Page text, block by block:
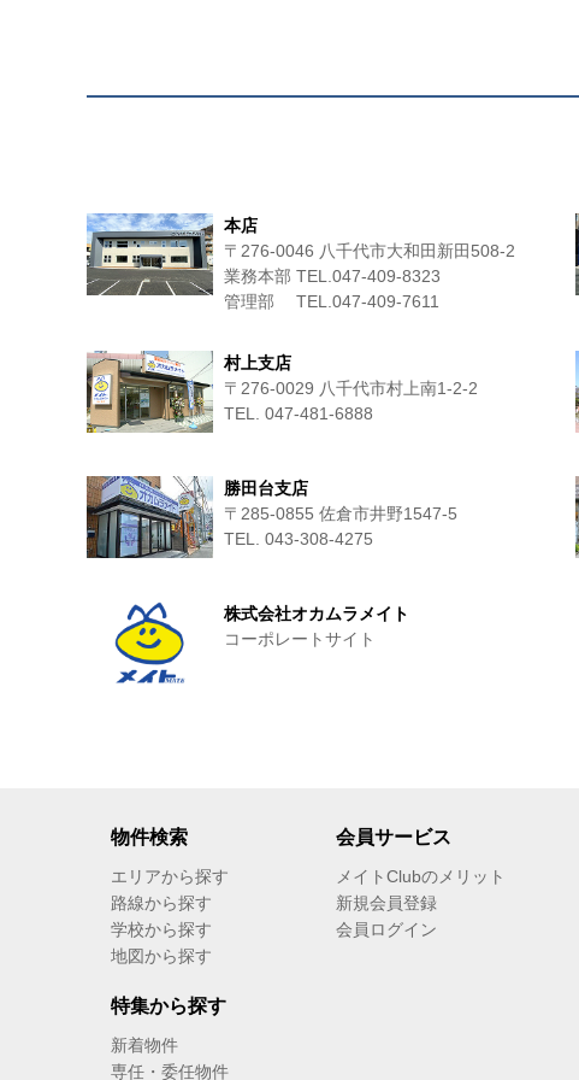
本店
〒276-0046 八千代市大和田新田508-2
業務本部 TEL.047-409-8323
管理部 TEL.047-409-7611
村上支店
〒276-0029 八千代市村上南1-2-2
TEL. 047-481-6888
勝田台支店
〒285-0855 佐倉市井野1547-5
TEL. 043-308-4275
株式会社オカムラメイト
コーポレートサイト
物件検索
エリアから探す
路線から探す
学校から探す
地図から探す
特集から探す
新着物件
専任・委任物件
会員サービス
メイトClubのメリット
新規会員登録
会員ログイン